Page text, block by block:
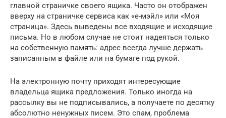
главной страничке своего ящика. Часто он отображен
вверху на страничке сервиса как «е-мэйл» или «Моя
страница». Здесь выведены все входящие и исходящие
письма. Но в любом случае не стоит надеяться только
на собственную память: адрес всегда лучше держать
записанным в файле или на бумаге под рукой.
На электронную почту приходят интересующие
владельца ящика предложения. Только иногда на
рассылку вы не подписывались, а получаете по десятку
абсолютно ненужных писем. Это спам, проблема